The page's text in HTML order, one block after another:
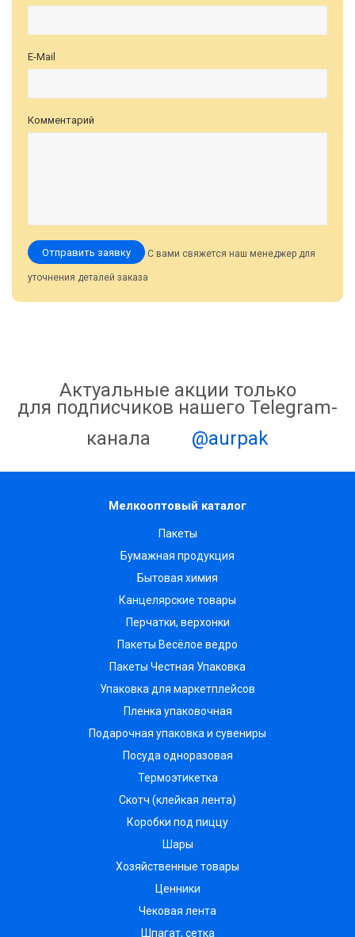
E-Mail
Комментарий
Отправить заявку С вами свяжется наш менеджер для
уточнения деталей заказа
Актуальные акции только
для подписчиков нашего Telegram-
канала
@aurpak
Мелкооптовый каталог
Пакеты
Бумажная продукция
Бытовая химия
Канцелярские товары
Перчатки, верхонки
Пакеты Весёлое ведро
Пакеты Честная Упаковка
Упаковка для маркетплейсов
Пленка упаковочная
Подарочная упаковка и сувениры
Посуда одноразовая
Термоэтикетка
Скотч (клейкая лента)
Коробки под пиццу
Шары
Хозяйственные товары
Ценники
Чековая лента
Шпагат, сетка